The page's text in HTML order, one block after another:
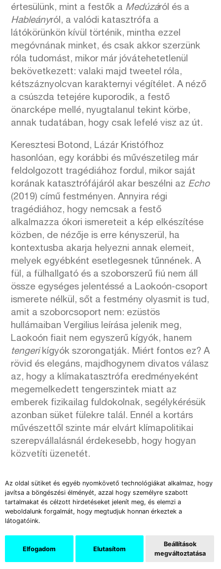
Az oldal sütiket és egyéb nyomkövető technológiákat alkalmaz, hogy
javítsa a böngészési élményét, azzal hogy személyre szabott
tartalmakat és célzott hirdetéseket jelenít meg, és elemzi a
weboldalunk forgalmát, hogy megtudjuk honnan érkeztek a
látogatóink.
Elfogadom Elutasítom
Beállítások
megváltoztatása
értesülünk, mint a festők a Medúzáról és a
Hableányról, a valódi katasztrófa a
látókörünkön kívül történik, mintha ezzel
megóvnának minket, és csak akkor szerzünk
róla tudomást, mikor már jóvátehetetlenül
bekövetkezett: valaki majd tweetel róla,
kétszáznyolcvan karakternyi végítélet. A néző
a csúszda tetejére kuporodik, a festő
önarcképe mellé, nyugtalanul tekint körbe,
annak tudatában, hogy csak lefelé visz az út.
Keresztesi Botond, Lázár Kristófhoz
hasonlóan, egy korábbi és művészetileg már
feldolgozott tragédiához fordul, mikor saját
korának katasztrófájáról akar beszélni az Echo
(2019) című festményen. Annyira régi
tragédiához, hogy nemcsak a festő
alkalmazza ókori ismereteit a kép elkészítése
közben, de nézője is erre kényszerül, ha
kontextusba akarja helyezni annak elemeit,
melyek egyébként esetlegesnek tűnnének. A
fül, a fülhallgató és a szoborszerű fiú nem áll
össze egységes jelentéssé a Laokoón-csoport
ismerete nélkül, sőt a festmény olyasmit is tud,
amit a szoborcsoport nem: ezüstös
hullámaiban Vergilius leírása jelenik meg,
Laokoón fiait nem egyszerű kígyók, hanem
tengerikígyók szorongatják. Miért fontos ez? A
rövid és elegáns, majdhogynem divatos válasz
az, hogy a klímakatasztrófa eredményeként
megemelkedett tengerszintek miatt az
emberek fizikailag fuldokolnak, segélykérésük
azonban süket fülekre talál. Ennél a kortárs
művészettől szinte már elvárt klímapolitikai
szerepvállalásnál érdekesebb, hogy hogyan
közvetíti üzenetét.